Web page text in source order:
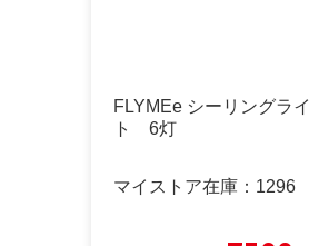
FLYMEe シーリングライ
ト 6灯
マイストア在庫： 1296